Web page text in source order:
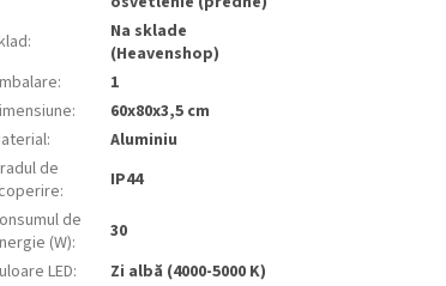
:
Na sklade
(Heavenshop)
:
1
:
60x80x3,5 cm
:
Aluminiu
de
:
IP44
de
(W):
30
LED:
Zi albă (4000-5000 K)